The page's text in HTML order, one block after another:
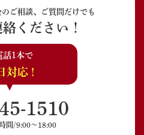
ご相談、ご質問だけでも
ください！
話1本で
対応 !
1510
間/9:00〜18:00